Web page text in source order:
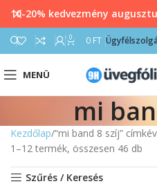
0 0 FT
MENÜ
mi
Kezdőlap “mi band 8 szíj”
1–12 termék, összesen 46 db
Szűrés / Keresés
10-20% kedvezmény